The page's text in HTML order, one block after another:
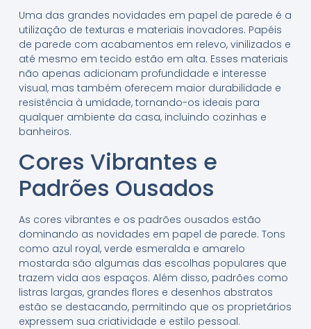
Uma das grandes novidades em papel de parede é a
utilização de texturas e materiais inovadores. Papéis
de parede com acabamentos em relevo, vinilizados e
até mesmo em tecido estão em alta. Esses materiais
não apenas adicionam profundidade e interesse
visual, mas também oferecem maior durabilidade e
resistência à umidade, tornando-os ideais para
qualquer ambiente da casa, incluindo cozinhas e
banheiros.
Cores Vibrantes e
Padrões Ousados
As cores vibrantes e os padrões ousados estão
dominando as novidades em papel de parede. Tons
como azul royal, verde esmeralda e amarelo
mostarda são algumas das escolhas populares que
trazem vida aos espaços. Além disso, padrões como
listras largas, grandes flores e desenhos abstratos
estão se destacando, permitindo que os proprietários
expressem sua criatividade e estilo pessoal.